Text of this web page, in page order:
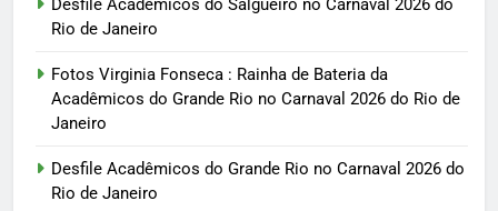
Desfile Acadêmicos do Salgueiro no Carnaval 2026 do
Rio de Janeiro
Fotos Virginia Fonseca : Rainha de Bateria da
Acadêmicos do Grande Rio no Carnaval 2026 do Rio de
Janeiro
Desfile Acadêmicos do Grande Rio no Carnaval 2026 do
Rio de Janeiro